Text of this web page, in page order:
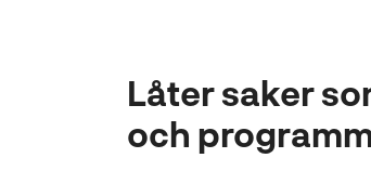
Låter saker
och